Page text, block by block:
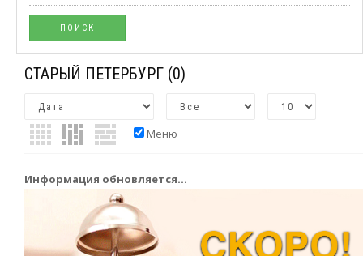
СТАРЫЙ ПЕТЕРБУРГ (0)
Меню
Информация обновляется...